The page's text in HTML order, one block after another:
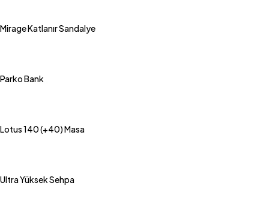
Mirage Katlanır Sandalye
Parko Bank
Lotus 140 (+40) Masa
Ultra Yüksek Sehpa